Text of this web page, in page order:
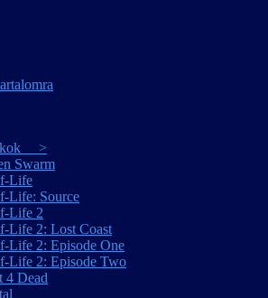
>
Swarm
Life
Life: Source
Life 2
Life 2: Lost Coast
Life 2: Episode One
Life 2: Episode Two
4 Dead